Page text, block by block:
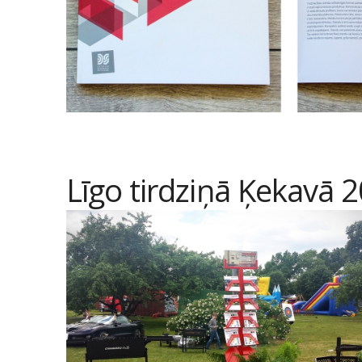
Līgo tirdziņā Ķekavā